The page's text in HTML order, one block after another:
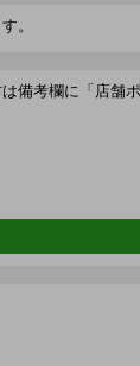
。
備考欄に「店舗